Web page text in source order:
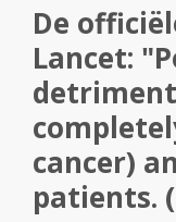
De
Lancet:
cancer)
patients.